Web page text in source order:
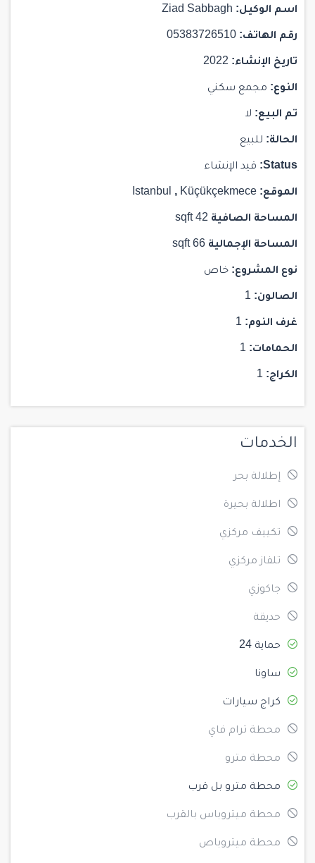
اسم الوكيل:
رقم الهاتف:
تاريخ الإنشاء:
النوع: مجمع سكني
تم البيع:
الحالة:
Status: قيد الإنشاء
الموقع: Istanbul , Küçükçekmece
المساحة الصافية
المساحة الإجمالية
نوع المشروع: خاص
الصالون:
غرف النوم:
الحمامات:
الكراج:
الخدمات
إطلالة بحر
اطلالة بحيرة
تكييف مركزي
تلفاز مركزي
جاكوزي
حديقة
حماية 24
ساونا
كراج سيارات
محطة ترام فاي
محطة مترو
محطة مترو بل قرب
محطة ميتروباس بالقرب
محطة ميتروباص